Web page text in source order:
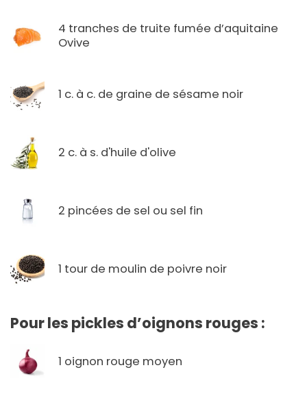
4 tranches de truite fumée d’aquitaine
Ovive
1 c. à c. de graine de sésame noir
2 c. à s. d'huile d'olive
2 pincées de sel ou sel fin
1 tour de moulin de poivre noir
Pour les pickles d’oignons rouges :
1 oignon rouge moyen